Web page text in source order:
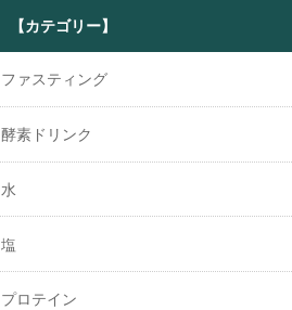
【カテゴリー】
ファスティング
酵素ドリンク
水
塩
プロテイン